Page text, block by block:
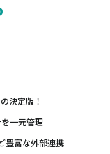
決定版！
一元管理
豊富な外部連携